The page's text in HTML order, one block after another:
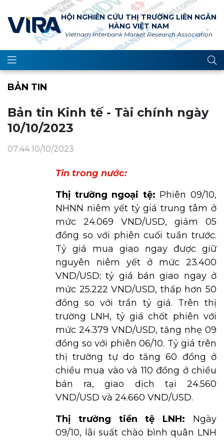
HỘI NGHIÊN CỨU THỊ TRƯỜNG LIÊN NGÂN
HÀNG VIỆT NAM
Vietnam Interbank Market Research Association
BẢN TIN
Bản tin Kinh tế - Tài chính ngày
10/10/2023
07:44 10/10/2023
Tin trong nước:
Thị trường ngoại tệ: Phiên 09/10,
NHNN niêm yết tỷ giá trung tâm ở
mức 24.069 VND/USD, giảm 05
đồng so với phiên cuối tuần trước.
Tỷ giá mua giao ngay được giữ
nguyên niêm yết ở mức 23.400
VND/USD; tỷ giá bán giao ngay ở
mức 25.222 VND/USD, thấp hơn 50
đồng so với trần tỷ giá. Trên thị
trường LNH, tỷ giá chốt phiên với
mức 24.379 VND/USD, tăng nhẹ 09
đồng so với phiên 06/10. Tỷ giá trên
thị trường tự do tăng 60 đồng ở
chiều mua vào và 110 đồng ở chiều
bán ra, giao dịch tại 24.560
VND/USD và 24.660 VND/USD.
Thị trường tiền tệ LNH: Ngày
09/10, lãi suất chào bình quân LNH